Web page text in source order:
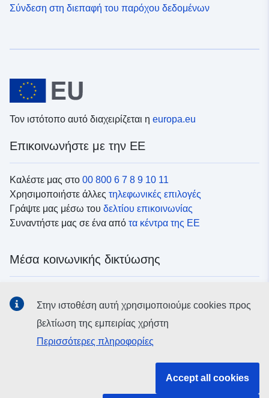
Σύνδεση στη διεπαφή του παρόχου δεδομένων
Τον ιστότοπο αυτό διαχειρίζεται η europa.eu
Επικοινωνήστε με την ΕΕ
Καλέστε μας στο 00 800 6 7 8 9 10 11
Χρησιμοποιήστε άλλες τηλεφωνικές επιλογές
Γράψτε μας μέσω του δελτίου επικοινωνίας
Συναντήστε μας σε ένα από τα κέντρα της ΕΕ
Μέσα κοινωνικής δικτύωσης
δικτύωσηςΣτην ιστοθέση αυτή χρησιμοποιούμε cookies προς
βελτίωση της εμπειρίας χρήστη
Περισσότερες πληροφορίες
Accept all cookies